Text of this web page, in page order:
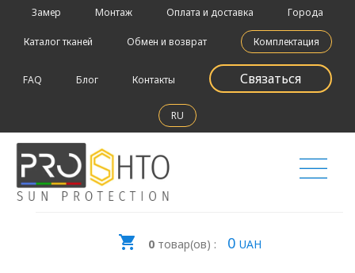
Замер Монтаж Оплата и доставка Города
Каталог тканей Обмен и возврат Комплектация
FAQ Блог Контакты Связаться
RU
0товар(ов) : 0 UAH